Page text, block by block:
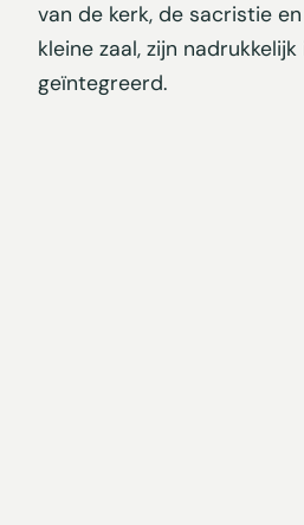
van de kerk, de sacristie
kleine zaal, zijn
geïntegreerd.